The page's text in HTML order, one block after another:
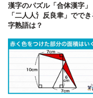
漢字のパズル「合体漢字」
「二人人氵反良聿」でで
字熟語は？